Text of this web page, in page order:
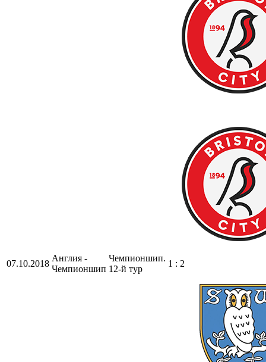
07.10.2018
Англия -
Чемпионшип
Чемпионшип.
12-й тур
1 : 2